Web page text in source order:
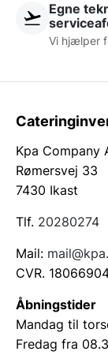
Egne
Vi hjælper
Kpa Company
Rømersvej 33
7430 Ikast
Tlf. 20280274
Mail:
CVR.
Åbningstider
Mandag til
Fredag fra